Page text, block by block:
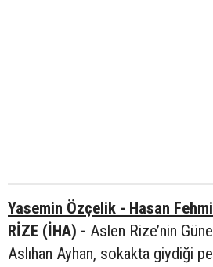
Yasemin Özçelik - Hasan
RİZE (İHA) - Aslen Rize’nin
Aslıhan Ayhan, sokakta giydiği